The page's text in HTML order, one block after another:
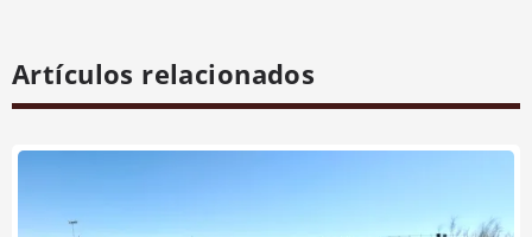
Artículos relacionados